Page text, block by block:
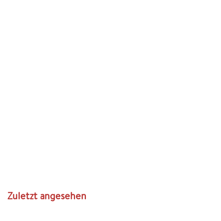
Zuletzt angesehen